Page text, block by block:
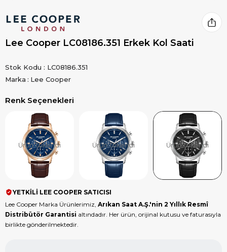
Lee Cooper LC08186.351 Erkek Kol Saati
Stok Kodu
LC08186.351
Marka : Lee Cooper
Renk Seçenekleri
Ürün Tükendi Ürün Tükendi Ürün Tükendi
YETKİLİ LEE COOPER SATICISI
Lee Cooper Marka Ürünlerimiz, Arıkan Saat A.Ş.'nin 2 Yıllık Resmî
Distribütör Garantisi altındadır. Her ürün, orijinal kutusu ve faturasıyla
birlikte gönderilmektedir.